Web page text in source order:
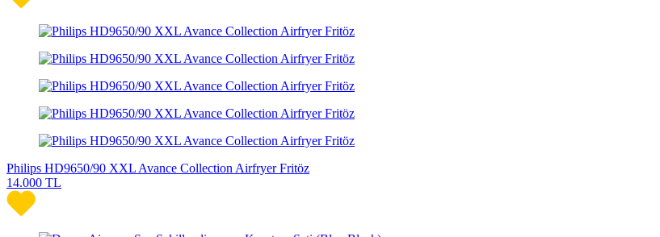
Philips HD9650/90 XXL Avance Collection Airfryer Fritöz
14.000 TL